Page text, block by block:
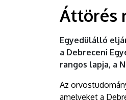
Áttörés
Egyedülálló
a Debreceni
rangos lapja, a
Az
amelyeket a